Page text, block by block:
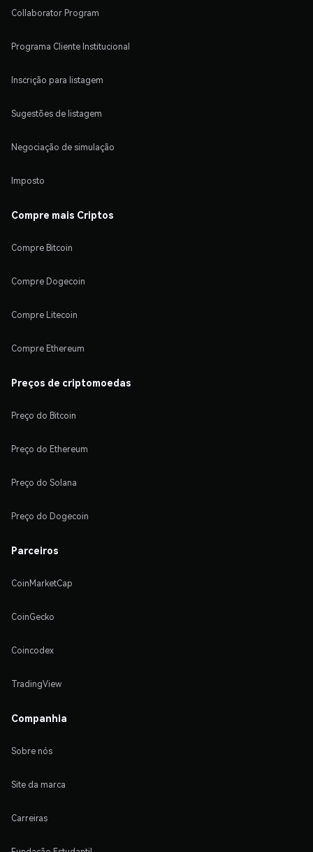
Collaborator Program
Programa Cliente Institucional
Inscrição para listagem
Sugestões de listagem
Negociação de simulação
Imposto
Compre mais Criptos
Compre Bitcoin
Compre Dogecoin
Compre Litecoin
Compre Ethereum
Preços de criptomoedas
Preço do Bitcoin
Preço do Ethereum
Preço do Solana
Preço do Dogecoin
Parceiros
CoinMarketCap
CoinGecko
Coincodex
TradingView
Companhia
Sobre nós
Site da marca
Carreiras